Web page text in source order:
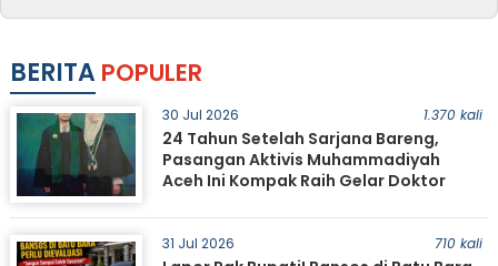
BERITA POPULER
30 Jul 2026 1.370 kali
24 Tahun Setelah Sarjana Bareng,
Pasangan Aktivis Muhammadiyah
Aceh Ini Kompak Raih Gelar Doktor
31 Jul 2026 710 kali